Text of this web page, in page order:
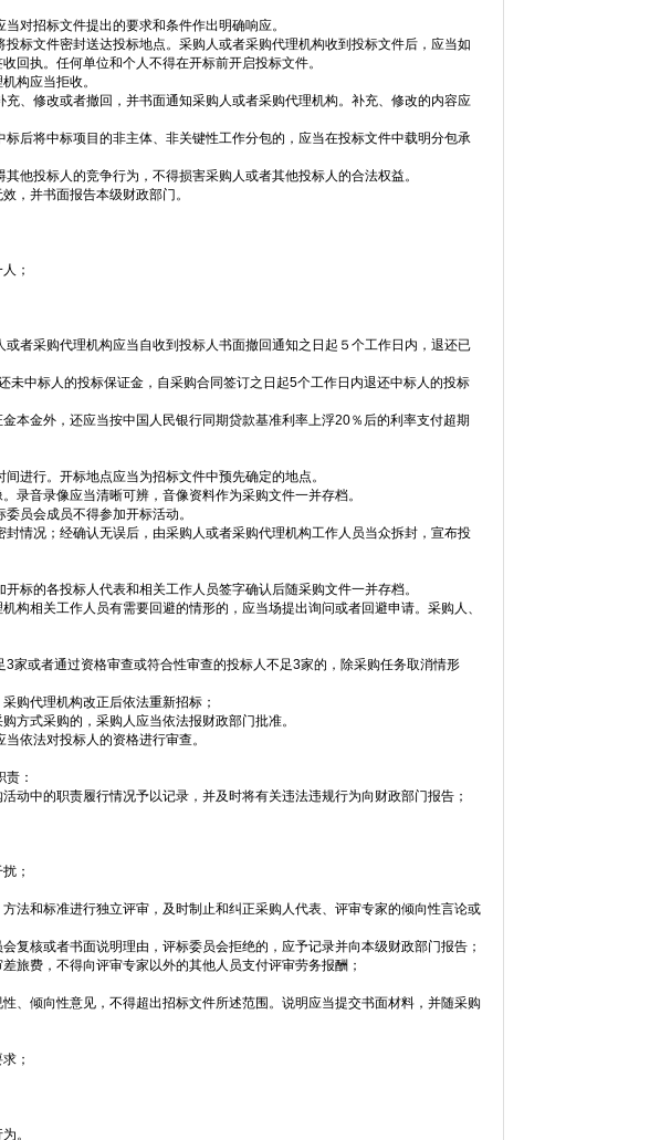
对招标文件提出的要求和条件作出明确响应。
标文件密封送达投标地点。采购人或者采购代理机构收到投标文件后，应当如
回执。任何单位和个人不得在开标前开启投标文件。
构应当拒收。
、修改或者撤回，并书面通知采购人或者采购代理机构。补充、修改的内容应
后将中标项目的非主体、非关键性工作分包的，应当在投标文件中载明分包承
他投标人的竞争行为，不得损害采购人或者其他投标人的合法权益。
，并书面报告本级财政部门。
；
者采购代理机构应当自收到投标人书面撤回通知之日起５个工作日内，退还已
中标人的投标保证金，自采购合同签订之日起5个工作日内退还中标人的投标
本金外，还应当按中国人民银行同期贷款基准利率上浮20％后的利率支付超期
进行。开标地点应当为招标文件中预先确定的地点。
录音录像应当清晰可辨，音像资料作为采购文件一并存档。
员会成员不得参加开标活动。
情况；经确认无误后，由采购人或者采购代理机构工作人员当众拆封，宣布投
标的各投标人代表和相关工作人员签字确认后随采购文件一并存档。
构相关工作人员有需要回避的情形的，应当场提出询问或者回避申请。采购人、
家或者通过资格审查或符合性审查的投标人不足3家的，除采购任务取消情形
购代理机构改正后依法重新招标；
方式采购的，采购人应当依法报财政部门批准。
依法对投标人的资格进行审查。
：
动中的职责履行情况予以记录，并及时将有关违法违规行为向财政部门报告；
；
法和标准进行独立评审，及时制止和纠正采购人代表、评审专家的倾向性言论或
复核或者书面说明理由，评标委员会拒绝的，应予记录并向本级财政部门报告；
旅费，不得向评审专家以外的其他人员支付评审劳务报酬；
、倾向性意见，不得超出招标文件所述范围。说明应当提交书面材料，并随采购
；
。